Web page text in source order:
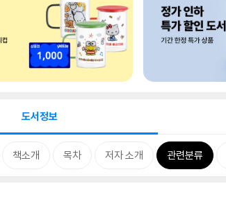
도서정보
책소개 목차 저자 소개 관련분류